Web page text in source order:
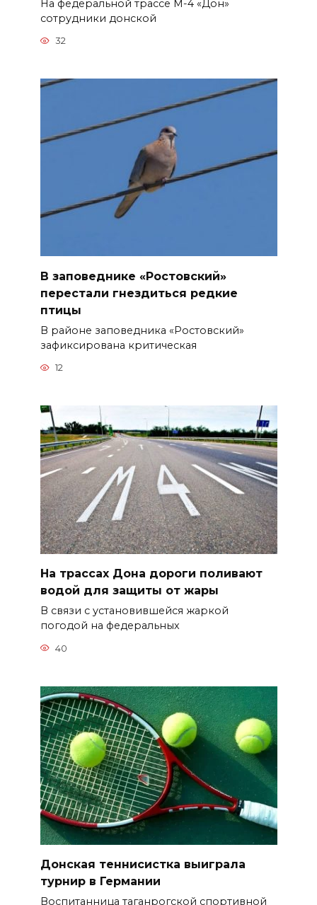
На федеральной трассе М-4 «Дон»
сотрудники донской
32
В заповеднике «Ростовский»
перестали гнездиться редкие
птицы
В районе заповедника «Ростовский»
зафиксирована критическая
12
На трассах Дона дороги поливают
водой для защиты от жары
В связи с установившейся жаркой
погодой на федеральных
40
Донская теннисистка выиграла
турнир в Германии
Воспитанница таганрогской спортивной